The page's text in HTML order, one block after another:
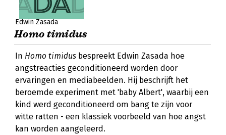
Edwin Zasada
Homo timidus
In Homo timidus bespreekt Edwin Zasada hoe
angstreacties geconditioneerd worden door
ervaringen en mediabeelden. Hij beschrijft het
beroemde experiment met 'baby Albert', waarbij een
kind werd geconditioneerd om bang te zijn voor
witte ratten - een klassiek voorbeeld van hoe angst
kan worden aangeleerd.